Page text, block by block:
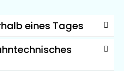
eines Tages